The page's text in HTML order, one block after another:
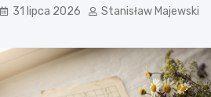
31 lipca 2026 Stanisław Majewski